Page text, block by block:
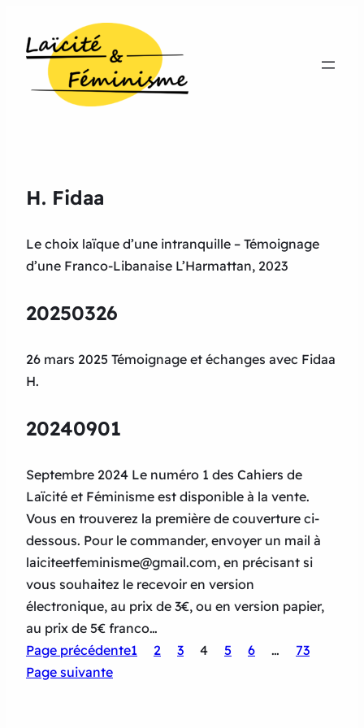
H. Fidaa
Le choix laïque d’une intranquille – Témoignage
d’une Franco-Libanaise L’Harmattan, 2023
20250326
26 mars 2025 Témoignage et échanges avec Fidaa
H.
20240901
Septembre 2024 Le numéro 1 des Cahiers de
Laïcité et Féminisme est disponible à la vente.
Vous en trouverez la première de couverture ci-
dessous. Pour le commander, envoyer un mail à
laiciteetfeminisme@gmail.com, en précisant si
vous souhaitez le recevoir en version
électronique, au prix de 3€, ou en version papier,
au prix de 5€ franco…
Page précédente1 2 3 4 5 6 …
73
Page suivante